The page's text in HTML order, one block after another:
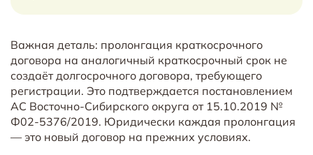
Важная деталь: пролонгация краткосрочного
договора на аналогичный краткосрочный срок не
создаёт долгосрочного договора, требующего
регистрации. Это подтверждается постановлением
АС Восточно-Сибирского округа от 15.10.2019 №
Ф02-5376/2019. Юридически каждая пролонгация
— это новый договор на прежних условиях.